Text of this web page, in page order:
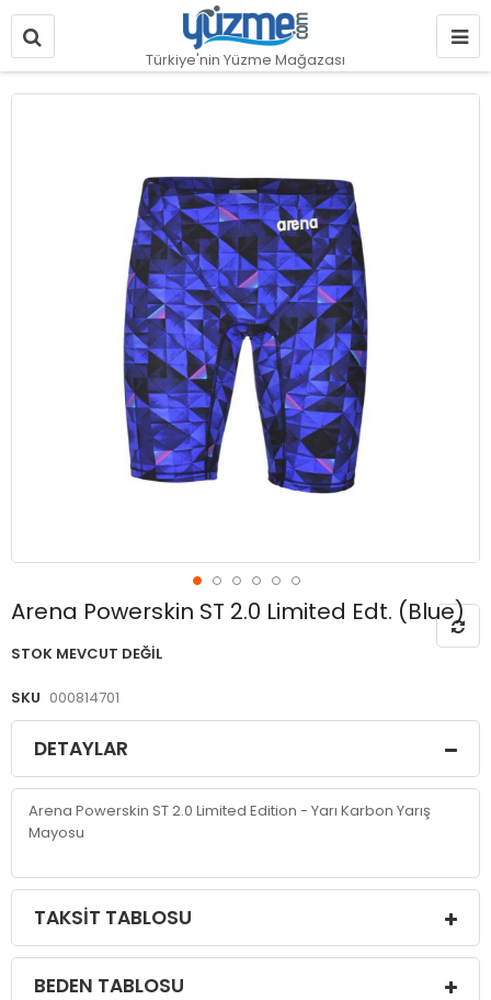
Türkiye'nin Yüzme Mağazası
Arena Powerskin ST 2.0 Limited Edt. (Blue)
STOK MEVCUT DEĞIL
SKU 000814701
Resim
Resim
başlangıcına
DETAYLAR
Arena Powerskin ST 2.0 Limited Edition - Yarı Karbon Yarış
Mayosu
TAKSIT TABLOSU
BEDEN TABLOSU